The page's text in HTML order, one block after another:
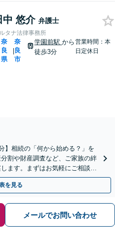
中 悠介 弁護士
タナ法律事務所
奈
良
県
|
奈
良
市
学園前駅 から
徒歩3分
営業時間：本
日定休日
】相続の「何から始める？」を
割や財産調査など、ご家族の絆
ます。まずはお気軽にご相談く
を見る
メールでお問い合わせ